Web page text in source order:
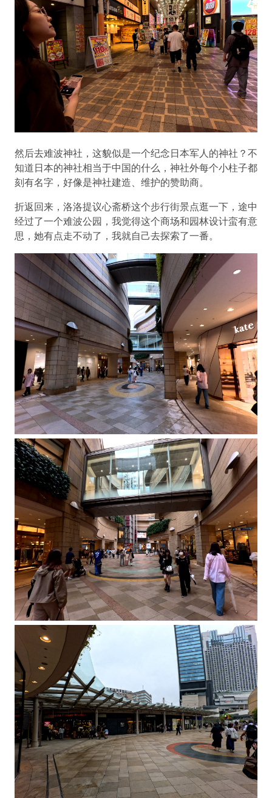
然后去难波神社，这貌似是一个纪念日本军人的神社？不
知道日本的神社相当于中国的什么，神社外每个小柱子都
刻有名字，好像是神社建造、维护的赞助商。
折返回来，洛洛提议心斋桥这个步行街景点逛一下，途中
经过了一个难波公园，我觉得这个商场和园林设计蛮有意
思，她有点走不动了，我就自己去探索了一番。